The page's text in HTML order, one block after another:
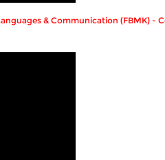
& Communication (FBMK) -